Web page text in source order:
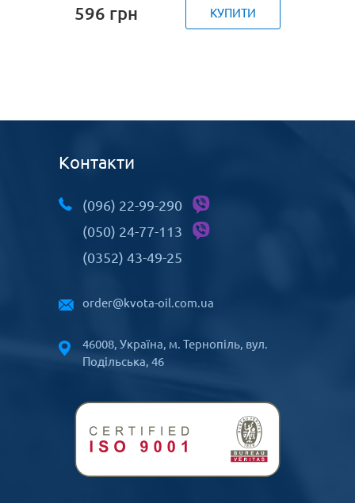
596 грн КУПИТИ
Контакти
(096) 22-99-290
(050) 24-77-113
(0352) 43-49-25
order@kvota-oil.com.ua
46008, Україна, м. Тернопіль, вул.
Подільська, 46